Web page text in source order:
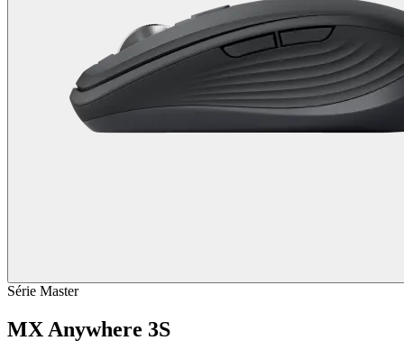
Série Master
MX Anywhere 3S